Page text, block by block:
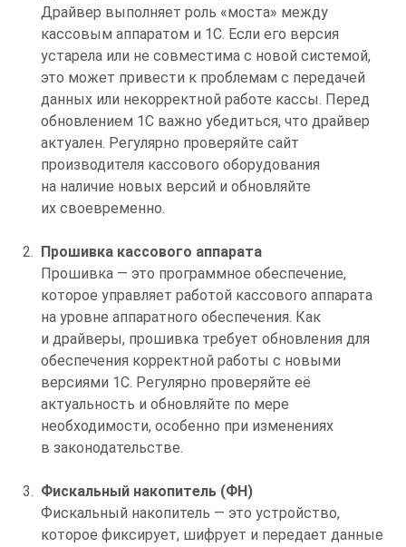
Драйвер выполняет роль «моста» между
кассовым аппаратом и 1С. Если его версия
устарела или не совместима с новой системой,
это может привести к проблемам с передачей
данных или некорректной работе кассы. Перед
обновлением 1С важно убедиться, что драйвер
актуален. Регулярно проверяйте сайт
производителя кассового оборудования
на наличие новых версий и обновляйте
их своевременно.
Прошивка кассового аппарата
Прошивка — это программное обеспечение,
которое управляет работой кассового аппарата
на уровне аппаратного обеспечения. Как
и драйверы, прошивка требует обновления для
обеспечения корректной работы с новыми
версиями 1С. Регулярно проверяйте её
актуальность и обновляйте по мере
необходимости, особенно при изменениях
в законодательстве.
Фискальный накопитель (ФН)
Фискальный накопитель — это устройство,
которое фиксирует, шифрует и передает данные